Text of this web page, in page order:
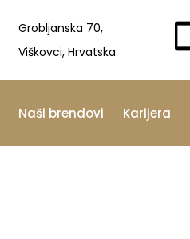
Grobljanska 70,
Viškovci, Hrvatska
Naši brendovi Karijera